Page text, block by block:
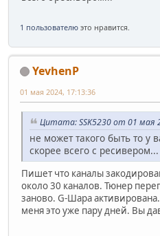
1 пользователю это нравится.
YevhenP
01 мая 2024, 17:13:36
Цитата: SSK5230 от 01 мая
не может такого быть то у
скорее всего с ресивером...
Пишет что каналы
около 30 каналов. Тюнер
заново. G-Шара
меня это уже пару дней. Вы